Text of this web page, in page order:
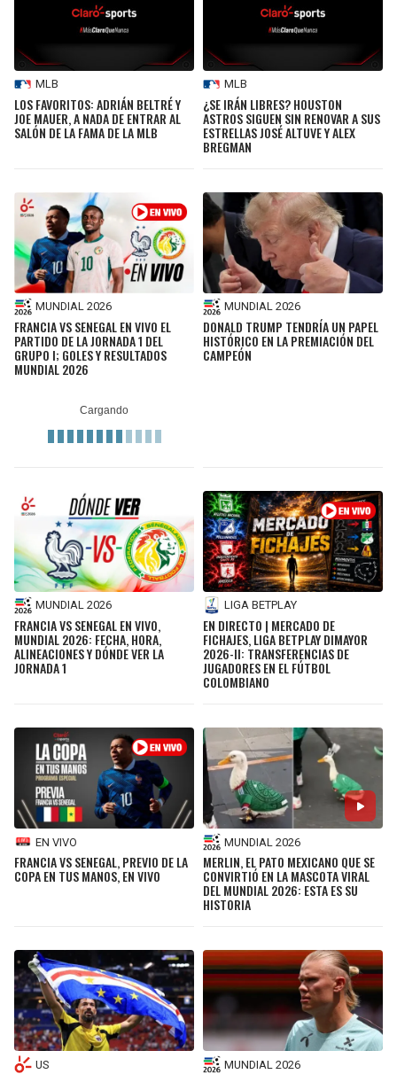
LIGA DE EXPANSIÓN MX
LEAGUES CUP
UEFA EUROPA LEAGUE
UEFA CONFERENCE LEAGUE
MLS
COPA LIBERTADORES
LIGA BETPLAY
OTRAS LIGAS
CHARGERS
RAVENS
BROWNS
STEELERS
TEXANS
COLTS
JAGUARS
COWBOYS
GIANTS
COMMANDERS
RAMS
49ERS
SEAHAWKS
BEARS
PACKERS
VIKINGS
PISTONS
PACERS
HAWKS
HORNETS
HEAT
MAGIC
WIZARDS
CLIPPERS
LAKERS
KINGS
ROCKETS
GRIZZLIES
PELICANS
SPURS
TIMBERWOLVES
THUNDER
MLB
LOS FAVORITOS: ADRIÁN BELTRÉ Y
JOE MAUER, A NADA DE ENTRAR AL
SALÓN DE LA FAMA DE LA MLB
MLB
¿SE IRÁN LIBRES? HOUSTON
ASTROS SIGUEN SIN RENOVAR A SUS
ESTRELLAS JOSÉ ALTUVE Y ALEX
BREGMAN
MUNDIAL 2026
FRANCIA VS SENEGAL EN VIVO EL
PARTIDO DE LA JORNADA 1 DEL
GRUPO I; GOLES Y RESULTADOS
MUNDIAL 2026
MUNDIAL 2026
DONALD TRUMP TENDRÍA UN PAPEL
HISTÓRICO EN LA PREMIACIÓN DEL
CAMPEÓN
MUNDIAL 2026
FRANCIA VS SENEGAL EN VIVO,
MUNDIAL 2026: FECHA, HORA,
ALINEACIONES Y DÓNDE VER LA
JORNADA 1
LIGA BETPLAY
EN DIRECTO | MERCADO DE
FICHAJES, LIGA BETPLAY DIMAYOR
2026-II: TRANSFERENCIAS DE
JUGADORES EN EL FÚTBOL
COLOMBIANO
EN VIVO
FRANCIA VS SENEGAL, PREVIO DE LA
COPA EN TUS MANOS, EN VIVO
MUNDIAL 2026
MERLIN, EL PATO MEXICANO QUE SE
CONVIRTIÓ EN LA MASCOTA VIRAL
DEL MUNDIAL 2026: ESTA ES SU
HISTORIA
US MUNDIAL 2026